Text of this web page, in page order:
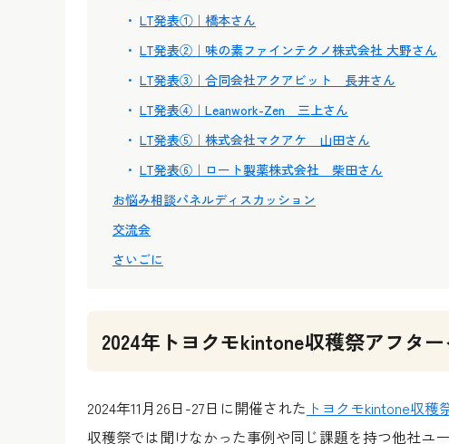
LT発表①｜橋本さん
LT発表②｜味の素ファインテクノ株式会社 大野さん
LT発表③｜合同会社アクアビット 長井さん
LT発表④｜Leanwork-Zen 三上さん
LT発表⑤｜株式会社マクアケ 山田さん
LT発表⑥｜ロート製薬株式会社 柴田さん
お悩み相談パネルディスカッション
交流会
さいごに
2024年トヨクモkintone収穫祭アフタ
2024年11月26日-27日に開催された トヨクモkintone収穫
収穫祭では聞けなかった事例や同じ課題を持つ他社ユ